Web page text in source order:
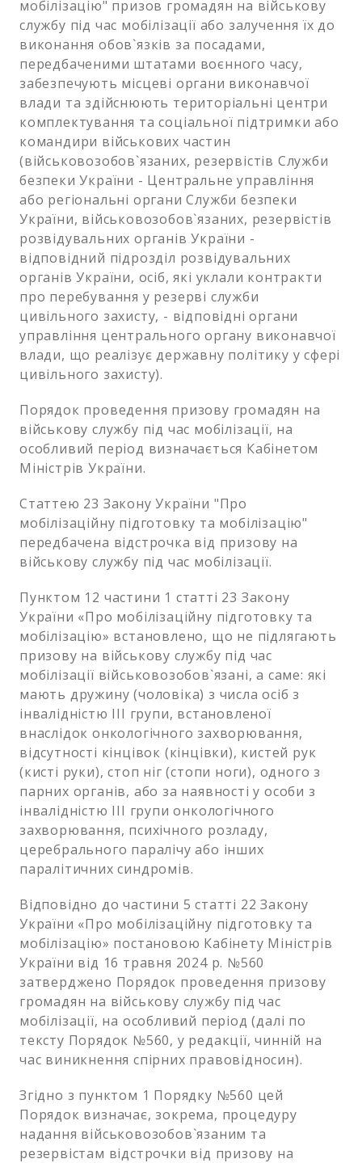
мобілізацію" призов громадян на військову
службу під час мобілізації або залучення їх до
виконання обов`язків за посадами,
передбаченими штатами воєнного часу,
забезпечують місцеві органи виконавчої
влади та здійснюють територіальні центри
комплектування та соціальної підтримки або
командири військових частин
(військовозобов`язаних, резервістів Служби
безпеки України - Центральне управління
або регіональні органи Служби безпеки
України, військовозобов`язаних, резервістів
розвідувальних органів України -
відповідний підрозділ розвідувальних
органів України, осіб, які уклали контракти
про перебування у резерві служби
цивільного захисту, - відповідні органи
управління центрального органу виконавчої
влади, що реалізує державну політику у сфері
цивільного захисту).
Порядок проведення призову громадян на
військову службу під час мобілізації, на
особливий період визначається Кабінетом
Міністрів України.
Статтею 23 Закону України "Про
мобілізаційну підготовку та мобілізацію"
передбачена відстрочка від призову на
військову службу під час мобілізації.
Пунктом 12 частини 1 статті 23 Закону
України «Про мобілізаційну підготовку та
мобілізацію» встановлено, що не підлягають
призову на військову службу під час
мобілізації військовозобов`язані, а саме: які
мають дружину (чоловіка) з числа осіб з
інвалідністю III групи, встановленої
внаслідок онкологічного захворювання,
відсутності кінцівок (кінцівки), кистей рук
(кисті руки), стоп ніг (стопи ноги), одного з
парних органів, або за наявності у особи з
інвалідністю III групи онкологічного
захворювання, психічного розладу,
церебрального паралічу або інших
паралітичних синдромів.
Відповідно до частини 5 статті 22 Закону
України «Про мобілізаційну підготовку та
мобілізацію» постановою Кабінету Міністрів
України від 16 травня 2024 р. №560
затверджено Порядок проведення призову
громадян на військову службу під час
мобілізації, на особливий період (далі по
тексту Порядок №560, у редакції, чинній на
час виникнення спірних правовідносин).
Згідно з пунктом 1 Порядку №560 цей
Порядок визначає, зокрема, процедуру
надання військовозобов`язаним та
резервістам відстрочки від призову на